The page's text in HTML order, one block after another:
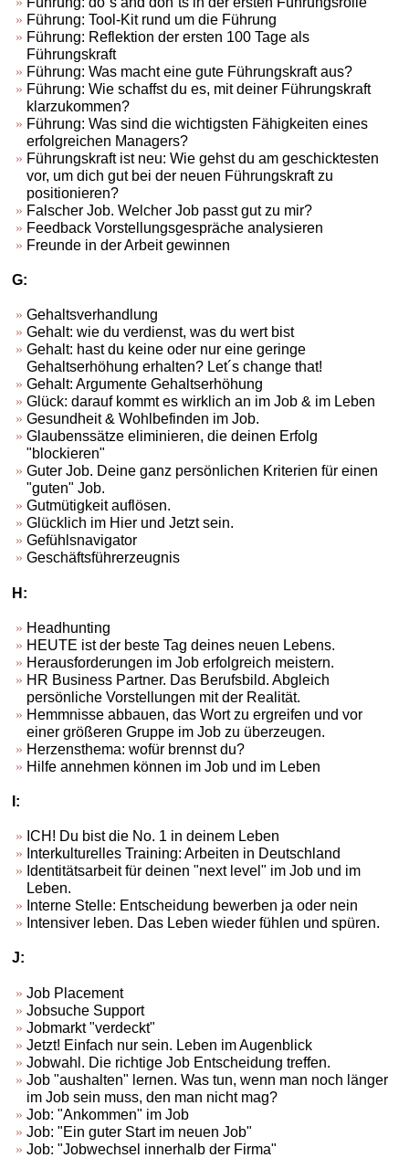
Führung: Tool-Kit rund um die Führung
Führung: Reflektion der ersten 100 Tage als
Führungskraft
Führung: Was macht eine gute Führungskraft aus?
Führung: Wie schaffst du es, mit deiner Führungskraft
klarzukommen?
Führung: Was sind die wichtigsten Fähigkeiten eines
erfolgreichen Managers?
Führungskraft ist neu: Wie gehst du am geschicktesten
vor, um dich gut bei der neuen Führungskraft zu
positionieren?
Falscher Job. Welcher Job passt gut zu mir?
Feedback Vorstellungsgespräche analysieren
Freunde in der Arbeit gewinnen
G:
Gehaltsverhandlung
Gehalt: wie du verdienst, was du wert bist
Gehalt: hast du keine oder nur eine geringe
Gehaltserhöhung erhalten? Let´s change that!
Gehalt: Argumente Gehaltserhöhung
Glück: darauf kommt es wirklich an im Job & im Leben
Gesundheit & Wohlbefinden im Job.
Glaubenssätze eliminieren, die deinen Erfolg
"blockieren"
Guter Job. Deine ganz persönlichen Kriterien für einen
"guten" Job.
Gutmütigkeit auflösen.
Glücklich im Hier und Jetzt sein.
Gefühlsnavigator
Geschäftsführerzeugnis
H:
Headhunting
HEUTE ist der beste Tag deines neuen Lebens.
Herausforderungen im Job erfolgreich meistern.
HR Business Partner. Das Berufsbild. Abgleich
persönliche Vorstellungen mit der Realität.
Hemmnisse abbauen, das Wort zu ergreifen und vor
einer größeren Gruppe im Job zu überzeugen.
Herzensthema: wofür brennst du?
Hilfe annehmen können im Job und im Leben
I:
ICH! Du bist die No. 1 in deinem Leben
Interkulturelles Training: Arbeiten in Deutschland
Identitätsarbeit für deinen "next level" im Job und im
Leben.
Interne Stelle: Entscheidung bewerben ja oder nein
Intensiver leben. Das Leben wieder fühlen und spüren.
J:
Job Placement
Jobsuche Support
Jobmarkt "verdeckt"
Jetzt! Einfach nur sein. Leben im Augenblick
Jobwahl. Die richtige Job Entscheidung treffen.
Job "aushalten" lernen. Was tun, wenn man noch länger
im Job sein muss, den man nicht mag?
Job: "Ankommen" im Job
Job: "Ein guter Start im neuen Job"
Job: "Jobwechsel innerhalb der Firma"